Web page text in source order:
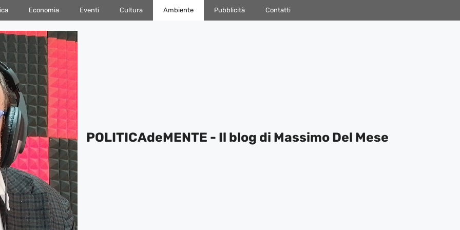
Economia Eventi Cultura Ambiente Pubblicità Contatti
POLITICAdeMENTE - Il blog di Massimo Del Mese